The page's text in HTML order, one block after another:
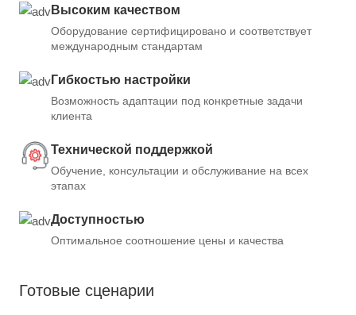
Высоким качеством
Оборудование сертифицировано и соответствует
международным стандартам
Гибкостью настройки
Возможность адаптации под конкретные задачи
клиента
Технической поддержкой
Обучение, консультации и обслуживание на всех
этапах
Доступностью
Оптимальное соотношение цены и качества
Готовые сценарии